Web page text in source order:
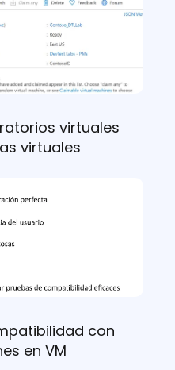
virtuales
virtuales
con
en VM